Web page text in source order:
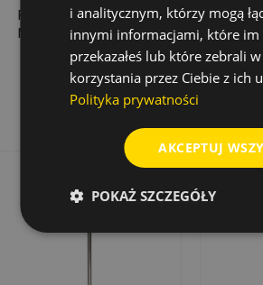
PRZEBICIOWE SDS-
MAX Ø 65 X 850 X
761,77 złCena
podstawowa
1 523,53 zł
Dodaj do koszyka
165 X
Rabat
i analitycznym, którzy mogą
innymi informacjami, które im
przekazałeś lub które zebrali
korzystania przez Ciebie z ich
Polityka prywatności
AKCEPTUJ
POKAŻ SZCZEGÓŁY